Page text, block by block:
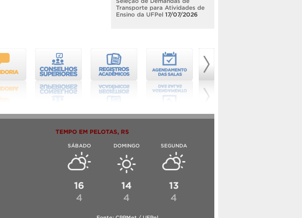
Transporte para Atividades de
Ensino da UFPel 17/07/2026
TEMPO EM PELOTAS, RS
SÁBADO
16
4
DOMINGO
14
4
SEGUNDA
13
4